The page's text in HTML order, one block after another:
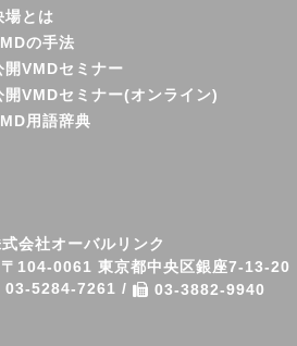
場とは
の手法
開VMDセミナー
開VMDセミナー(オンライン)
用語辞典
会社オーバルリンク
〒104-0061 東京都中央区銀座7-13-
03-5284-7261 / 03-3882-9940